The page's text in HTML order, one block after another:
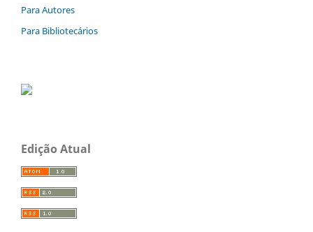
Para Autores
Para Bibliotecários
Edição Atual